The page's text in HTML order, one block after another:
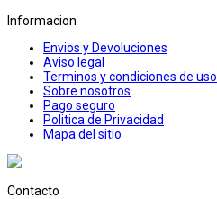
Informacion
Envios y Devoluciones
Aviso legal
Terminos y condiciones de uso
Sobre nosotros
Pago seguro
Politica de Privacidad
Mapa del sitio
Contacto